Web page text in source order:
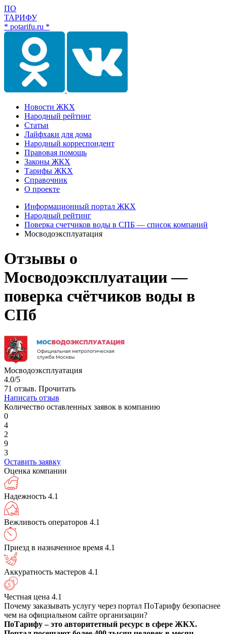
ПО
ТАРИФУ
* potarifu.ru *
Новости ЖКХ
Народный рейтинг
Статьи
Лайфхаки для дома
Народный корреспондент
Правовая помощь
Законы ЖКХ
Тарифы ЖКХ
Справочник
О проекте
Информационный портал ЖКХ
Народный рейтинг
Поверка счетчиков воды в СПБ — список компаний
Мосводоэксплуатация
Отзывы о
Мосводоэксплуатации —
поверка счётчиков воды в
СПб
Мосводоэксплуатация
4.0/5
71 отзыв. Прочитать
Написать отзыв
Количество оставленных заявок в компанию
0
4
2
9
3
Оставить заявку
Оценка компании
Надежность 4.1
Вежливость операторов 4.1
Приезд в назначенное время 4.1
Аккуратность мастеров 4.1
Честная цена 4.1
Почему заказывать услугу через портал ПоТарифу безопаснее
чем на официальном сайте организации?
ПоТарифу – это авторитетный ресурс в сфере ЖКХ.